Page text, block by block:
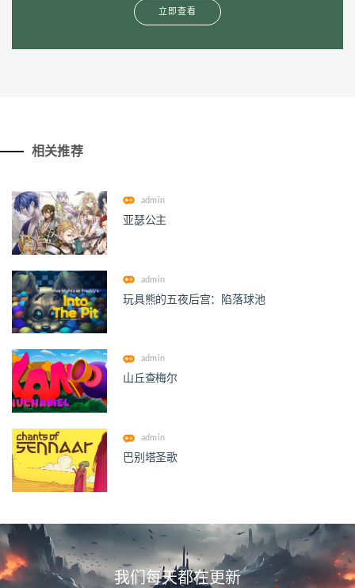
立即查看
相关推荐
admin
亚瑟公主
admin
玩具熊的五夜后宫：陷落球池
admin
山丘查梅尔
admin
巴别塔圣歌
我们每天都在更新